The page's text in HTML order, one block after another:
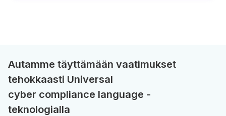
Autamme täyttämään vaatimukset
tehokkaasti Universal
cyber compliance language -
teknologialla